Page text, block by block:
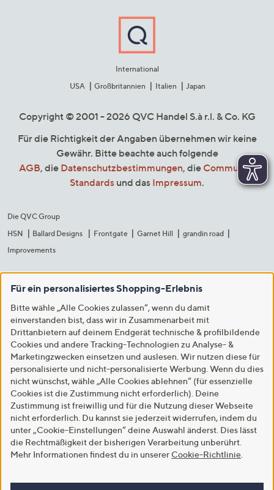
International
USA
Großbritannien Italien Japan
Copyright © 2001 - 2026 QVC Handel S.à r.l. & Co. KG
Für die Richtigkeit der Angaben übernehmen wir keine
Gewähr. Bitte beachte auch folgende
AGB, die Datenschutzbestimmungen, die Community
Standards und das Impressum.
Die QVC Group
HSN
Ballard Designs Frontgate Garnet Hill
grandin road
Improvements
Für ein personalisiertes Shopping-Erlebnis
Bitte wähle „Alle Cookies zulassen“, wenn du damit
einverstanden bist, dass wir in Zusammenarbeit mit
Drittanbietern auf deinem Endgerät technische & profilbildende
Cookies und andere Tracking-Technologien zu Analyse- &
Marketingzwecken einsetzen und auslesen. Wir nutzen diese für
personalisierte und nicht-personalisierte Werbung. Wenn du dies
nicht wünschst, wähle „Alle Cookies ablehnen“ (für essenzielle
Cookies ist die Zustimmung nicht erforderlich). Deine
Zustimmung ist freiwillig und für die Nutzung dieser Webseite
nicht erforderlich. Du kannst sie jederzeit widerrufen, indem du
unter „Cookie-Einstellungen“ deine Auswahl änderst. Dies lässt
die Rechtmäßigkeit der bisherigen Verarbeitung unberührt.
Mehr Informationen findest du in unserer Cookie-Richtlinie